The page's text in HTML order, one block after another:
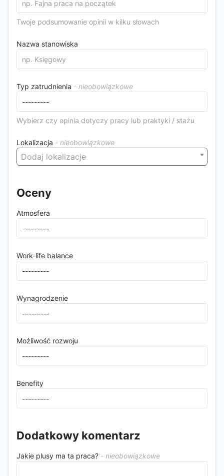
Twoje podsumowanie opinii w kilku słowach
Nazwa stanowiska
Typ zatrudnienia
Wybierz czy opinia dotyczy pracy lub praktyki / stażu
Lokalizacja
Dodaj lokalizacje
Oceny
Atmosfera
Work-life balance
Wynagrodzenie
Możliwość rozwoju
Benefity
Dodatkowy komentarz
Jakie plusy ma ta praca?